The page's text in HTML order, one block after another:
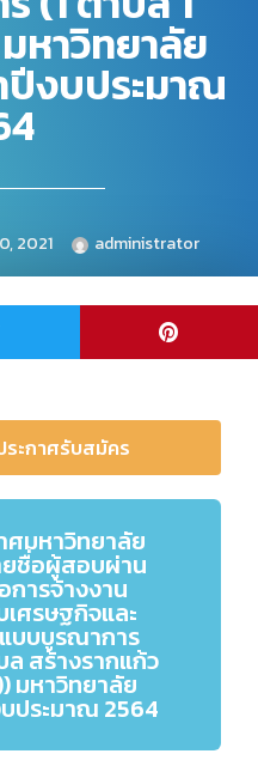
หาวิทยาลัย
ปีงบประมาณ
2021 administrator
ะกาศรับสมัคร
ศมหาวิทยาลัย
ยชื่อผู้สอบผ่าน
การจ้างงาน
เศรษฐกิจและ
บบบูรณาการ
สร้างรากแก้ว
มหาวิทยาลัย
ประมาณ 2564